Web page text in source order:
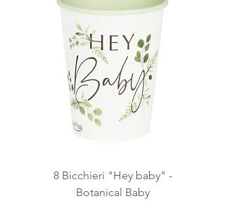
8 Bicchieri "Hey baby" -
Botanical Baby